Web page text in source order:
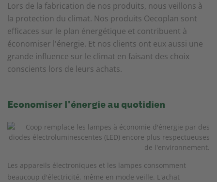
Lors de la fabrication de nos produits, nous veillons à
la protection du climat. Nos produits Oecoplan sont
efficaces sur le plan énergétique et contribuent à
économiser l'énergie. Et nos clients ont eux aussi une
grande influence sur le climat en faisant des choix
conscients lors de leurs achats.
Economiser l'énergie au quotidien
Les appareils électroniques et les lampes consomment
beaucoup d'électricité, même en mode veille. L'achat